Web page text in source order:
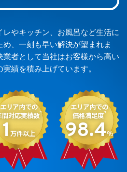
やキッチン、お風呂など生活に
、一刻も早い解決が望まれま
者として当社はお客様から高い
績を積み上げています。
エリア内での
間対応実績数*2
1万件以上
エリア内での
価格満足度*1
98.4%